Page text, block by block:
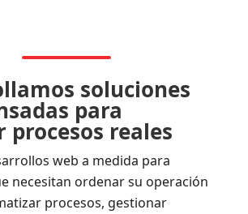
soluciones
para
procesos reales
web a medida para
necesitan ordenar su operación
procesos, gestionar